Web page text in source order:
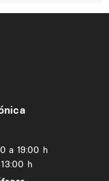
a 19:00 h
h